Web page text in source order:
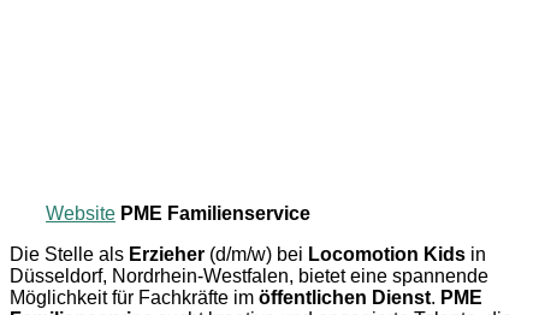
Website PME Familienservice
Die Stelle als Erzieher (d/m/w) bei Locomotion Kids in
Düsseldorf, Nordrhein-Westfalen, bietet eine spannende
Möglichkeit für Fachkräfte im öffentlichen Dienst. PME